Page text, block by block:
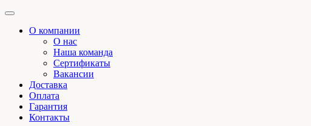
О компании
О нас
Наша команда
Сертификаты
Вакансии
Доставка
Оплата
Гарантия
Контакты